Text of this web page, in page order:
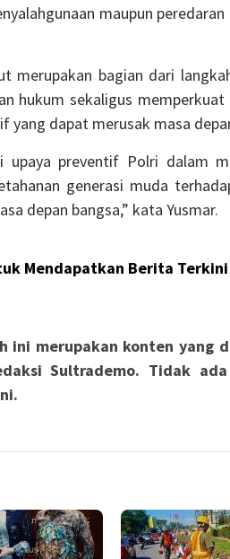
maupun
merupakan bagian dari
hukum sekaligus memperkuat
yang dapat merusak masa
upaya preventif Polri dalam
generasi muda
depan bangsa,” kata Yusmar.
Mendapatkan Berita Terkini
ini merupakan konten yang
Sultrademo. Tidak